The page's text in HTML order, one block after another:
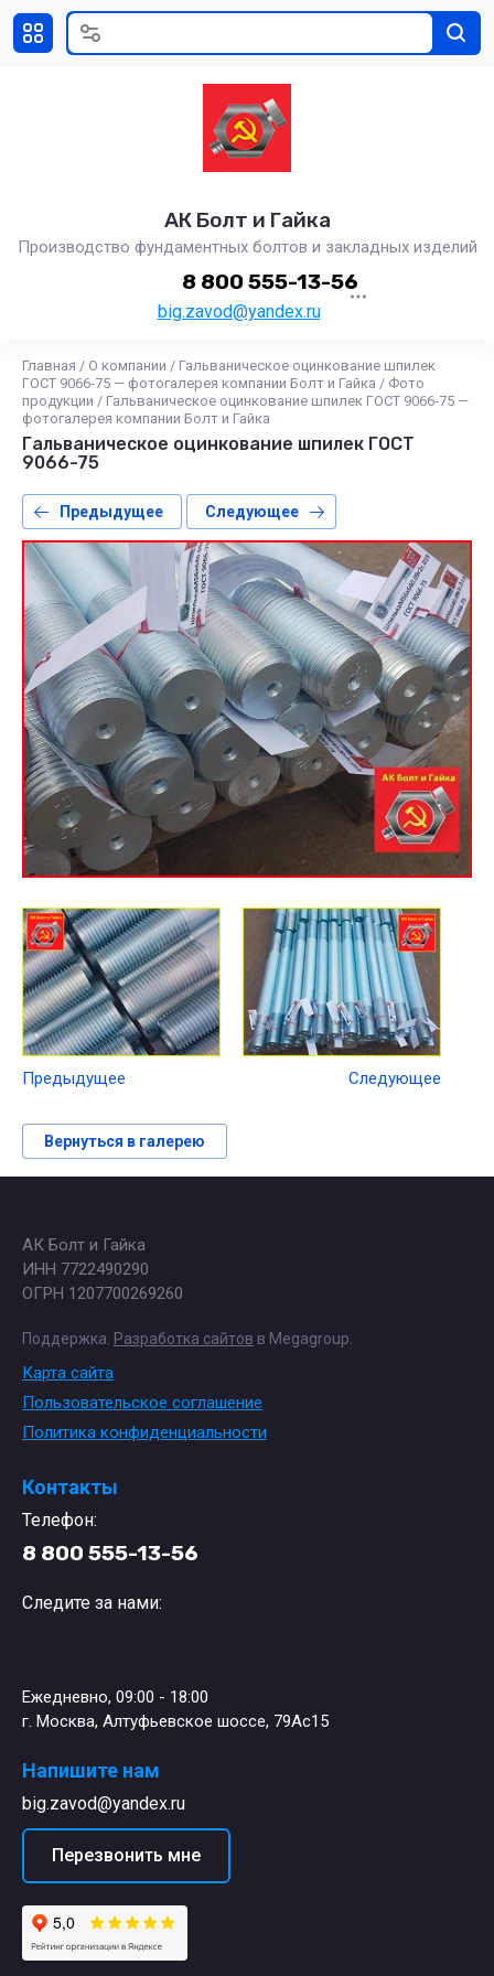
АК Болт и Гайка
Производство фундаментных болтов и закладных изделий
big.zavod@yandex.ru
8 800 555-13-56
Главная / О компании / Гальваническое оцинкование шпилек
ГОСТ 9066-75 — фотогалерея компании Болт и Гайка / Фото
продукции / Гальваническое оцинкование шпилек ГОСТ 9066-75 —
фотогалерея компании Болт и Гайка
Гальваническое оцинкование шпилек ГОСТ
9066-75
Предыдущее Следующее
Предыдущее Следующее
Вернуться в галерею
АК Болт и Гайка
ИНН 7722490290
ОГРН 1207700269260
Поддержка. Разработка сайтов в Megagroup.
Карта сайта
Пользовательское соглашение
Политика конфиденциальности
Контакты
Телефон:
8 800 555-13-56
Следите за нами:
Ежедневно, 09:00 - 18:00
г. Москва, Алтуфьевское шоссе, 79Ас15
Напишите нам
big.zavod@yandex.ru
Перезвонить мне